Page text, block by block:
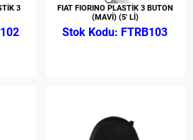
3
FIAT FIORINO PLASTİK 3 BUTON
(MAVİ) (5' Lİ)
FTRB103